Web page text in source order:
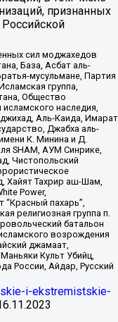
признанных
Российской
сил моджахедов
База, Асбат аль-
мусульмане, Партия
группа,
Общество
наследия,
Аль-Каида, Имарат
Джабха аль-
К. Минина и Д.
SHAM, АУМ Синрике,
Чистопольский
Хайят Тахрир аш-Шам,
Power,
“Красный пахарь”,
религиозная группа п.
батальон
возрождения
джамаат,
Культ Убийц,
России, Айдар, Русский
i-ekstremistskie-